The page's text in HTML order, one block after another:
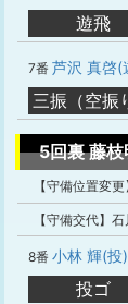
遊飛
7番 芦沢 真啓(
三振（空振
5回裏 藤枝
【守備位置変
【守備交代】
8番 小林 輝(投)
投ゴ